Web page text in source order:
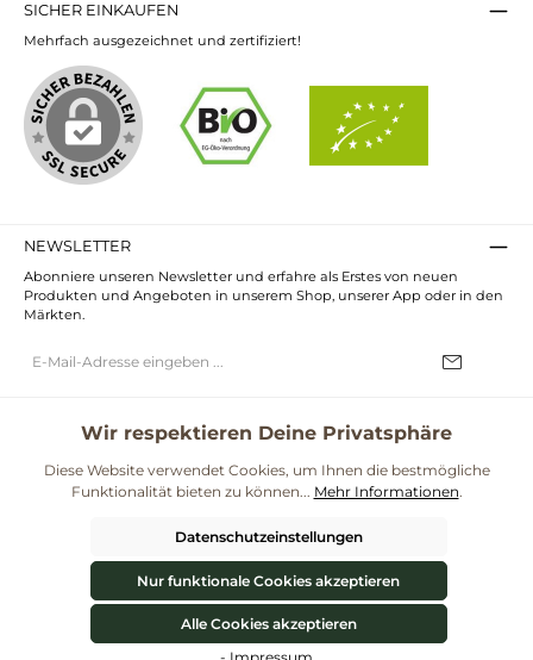
SICHER EINKAUFEN
Mehrfach ausgezeichnet und zertifiziert!
NEWSLETTER
Abonniere unseren Newsletter und erfahre als Erstes von neuen
Produkten und Angeboten in unserem Shop, unserer App oder in den
Märkten.
Mail-
UNSERE COMMUNITIES
Preise inkl. gesetzl. Mehrwertsteuer zzgl.
Versandkosten
Nachnahmegebühren, wenn nicht anders angegeben.
© 2026 ProBiomarkt WebShop - Alle Rechte vorbehalten. Theme byThemeWare®
Vertrag widerrufen
Werkzeugleiste anzeigen
Wir respektieren Deine Privatsphäre
Diese Website verwendet Cookies, um Ihnen die bestmögliche
Funktionalität bieten zu können... Mehr Informationen.
Datenschutzeinstellungen
Nur funktionale Cookies akzeptieren
Alle Cookies akzeptieren